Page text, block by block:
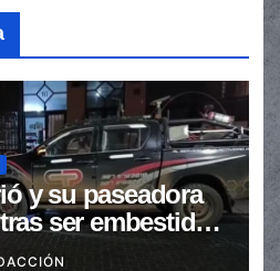
y su paseadora
ser embestidas